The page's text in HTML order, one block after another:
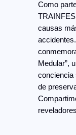
Como
causas
Medular”,
conciencia
de